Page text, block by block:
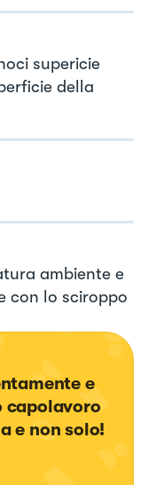
supericie
della
ambiente e
con lo sciroppo
e
capolavoro
e non solo!